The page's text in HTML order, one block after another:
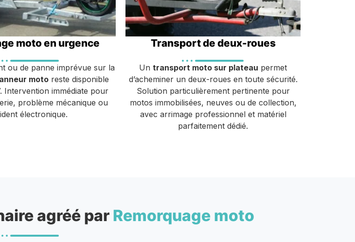
moto en urgence
ou de panne imprévue sur la
moto reste disponible
Intervention immédiate pour
problème mécanique ou
électronique.
Transport de deux-roues
Un transport moto sur plateau permet
d’acheminer un deux-roues en toute sécurité.
Solution particulièrement pertinente pour
motos immobilisées, neuves ou de collection,
avec arrimage professionnel et matériel
parfaitement dédié.
agréé par Remorquage moto